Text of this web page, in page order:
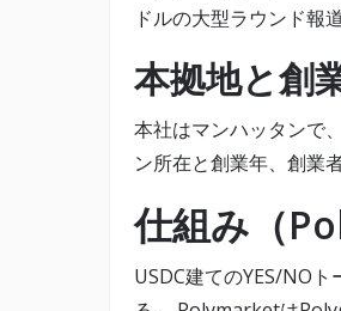
ドルの大型ラウンド報
本拠地と創
本社はマンハッタンで
ン所在と創業年、創業
仕組み（
USDC建てのYES/NO